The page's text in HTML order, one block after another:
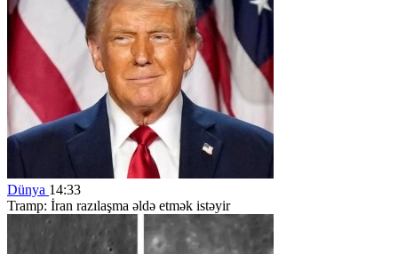
Dünya 14:33
Tramp: İran razılaşma əldə etmək istəyir